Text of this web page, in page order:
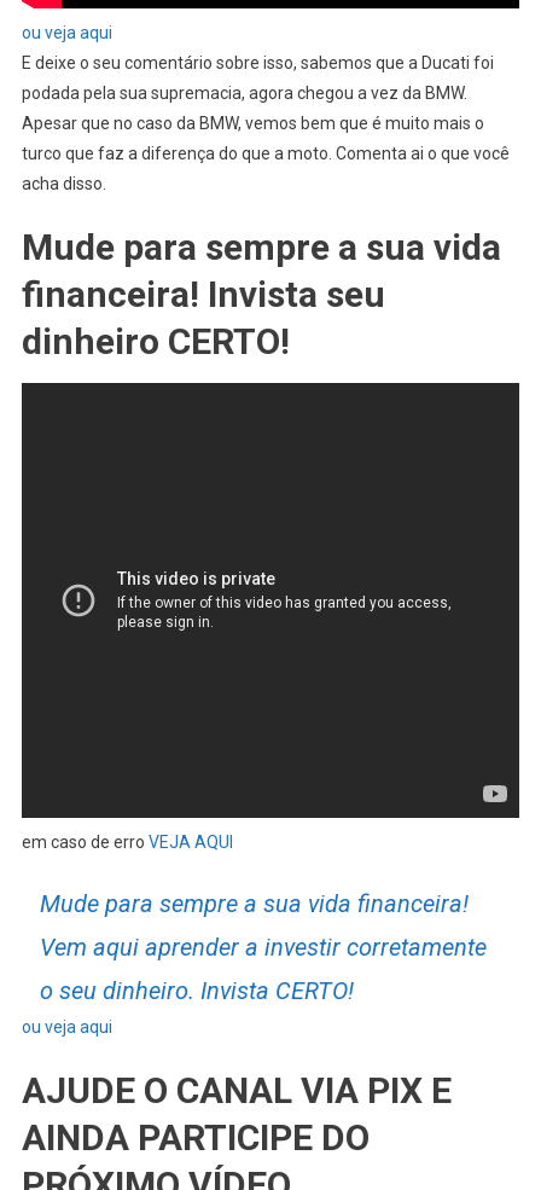
ou veja aqui
E deixe o seu comentário sobre isso, sabemos que a Ducati foi
podada pela sua supremacia, agora chegou a vez da BMW.
Apesar que no caso da BMW, vemos bem que é muito mais o
turco que faz a diferença do que a moto. Comenta ai o que você
acha disso.
Mude para sempre a sua vida
financeira! Invista seu
dinheiro CERTO!
em caso de erro VEJA AQUI
Mude para sempre a sua vida financeira!
Vem aqui aprender a investir corretamente
o seu dinheiro. Invista CERTO!
ou veja aqui
AJUDE O CANAL VIA PIX E
AINDA PARTICIPE DO